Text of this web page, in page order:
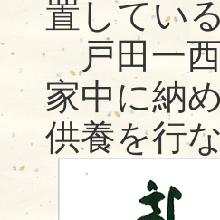
置してい
戸田一西
家中に納
供養を行